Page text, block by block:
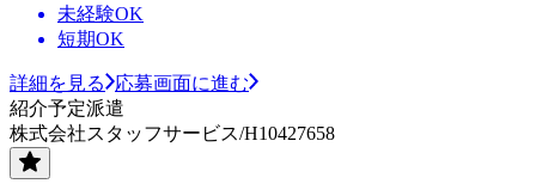
未経験OK
短期OK
詳細を見る
応募画面に進む
紹介予定派遣
株式会社スタッフサービス/H10427658